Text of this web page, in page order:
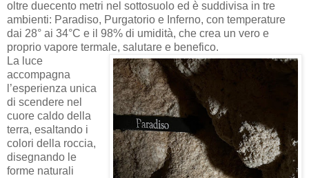
oltre duecento metri nel sottosuolo ed è suddivisa in tre
ambienti: Paradiso, Purgatorio e Inferno, con temperature
dai 28° ai 34°C e il 98% di umidità, che crea un vero e
proprio vapore termale, salutare e benefico.
La luce
accompagna
l’esperienza unica
di scendere nel
cuore caldo della
terra, esaltando i
colori della roccia,
disegnando le
forme naturali